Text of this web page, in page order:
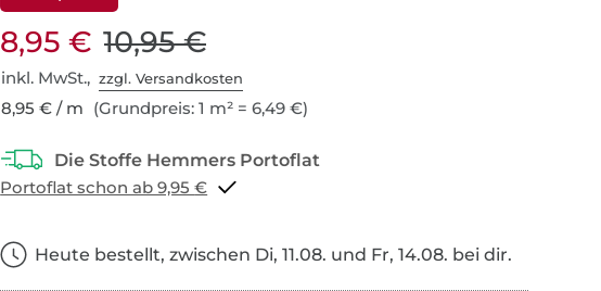
8,95 € 10,95 €
inkl. MwSt.,zzgl. Versandkosten
8,95 € / m (Grundpreis: 1 m² = 6,49 €)
Portoflat schon ab 9,95 €
Heute bestellt, zwischen Di, 11.08. und Fr, 14.08. bei dir.